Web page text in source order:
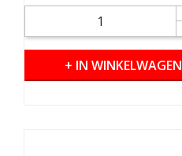
+ IN WINKELWAGEN